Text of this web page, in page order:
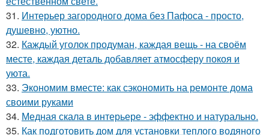
31. Интерьер загородного дома без Пафоса - просто,
душевно, уютно.
32. Каждый уголок продуман, каждая вещь - на своём
месте, каждая деталь добавляет атмосферу покоя и
уюта.
33. Экономим вместе: как сэкономить на ремонте дома
своими руками
34. Медная скала в интерьере - эффектно и натурально.
35. Как подготовить дом для установки теплого водяного